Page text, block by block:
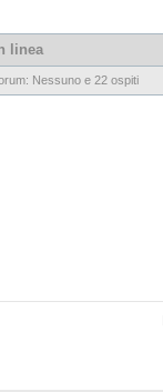
linea
Nessuno e 22 ospiti